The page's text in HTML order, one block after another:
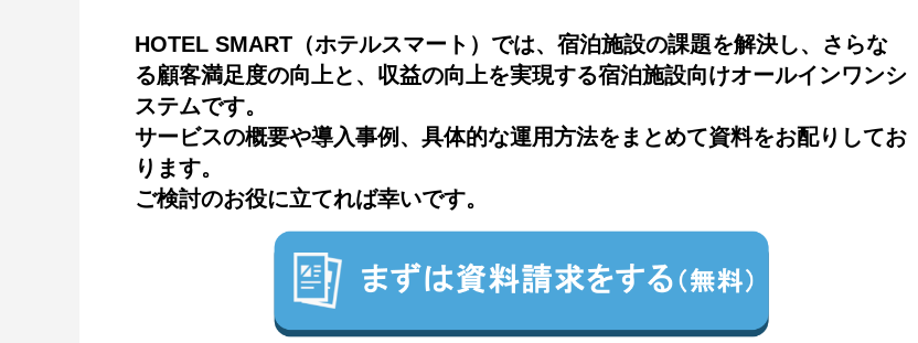
HOTEL SMART（ホテルスマート）では、宿泊施設の課題を解決し、さらな
る顧客満足度の向上と、収益の向上を実現する宿泊施設向けオールインワンシ
ステムです。
サービスの概要や導入事例、具体的な運用方法をまとめて資料をお配りしてお
ります。
ご検討のお役に立てれば幸いです。